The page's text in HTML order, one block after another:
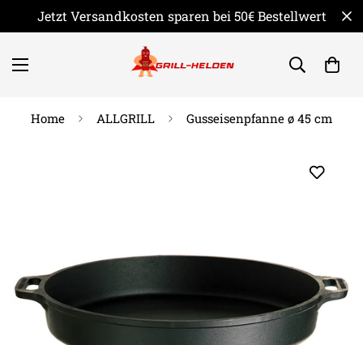
Jetzt Versandkosten sparen bei 50€ Bestellwert
Home ALLGRILL Gusseisenpfanne ø 45 cm